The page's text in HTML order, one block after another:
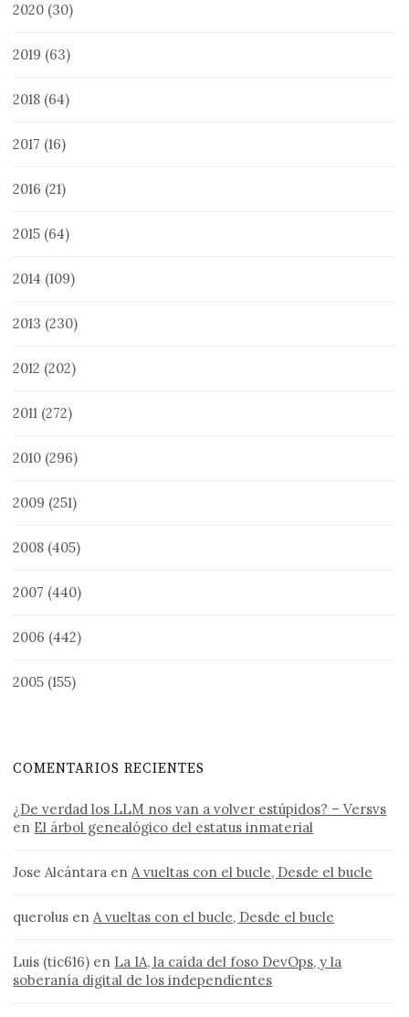
2020 (30)
2019 (63)
2018 (64)
2017 (16)
2016 (21)
2015 (64)
2014 (109)
2013 (230)
2012 (202)
2011 (272)
2010 (296)
2009 (251)
2008 (405)
2007 (440)
2006 (442)
2005 (155)
COMENTARIOS RECIENTES
¿De verdad los LLM nos van a volver estúpidos? – Versvs
en El árbol genealógico del estatus inmaterial
Jose Alcántara enA vueltas con el bucle, Desde el bucle
querolus enA vueltas con el bucle, Desde el bucle
Luis (tic616) en La IA, la caída del foso DevOps, y la
soberanía digital de los independientes